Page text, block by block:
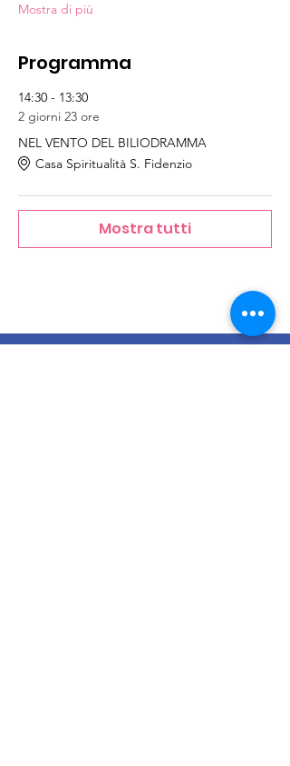
Mostra di più
Programma
14:30 - 13:30
2 giorni 23 ore
NEL VENTO DEL BILIODRAMMA
Casa Spiritualità S. Fidenzio
Mostra tutti